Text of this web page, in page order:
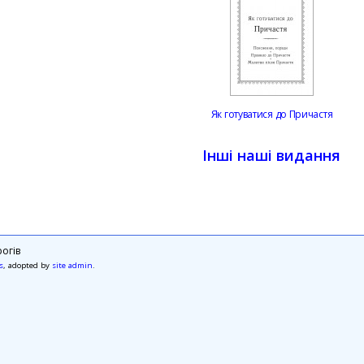
Як готуватися до Причастя
Інші наші видання
, adopted by site admin.